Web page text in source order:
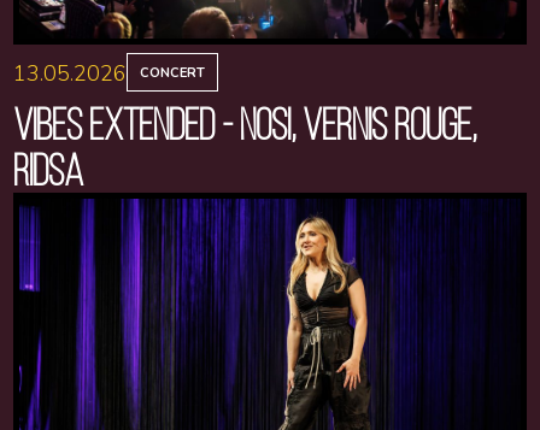
13.05.2026 CONCERT
VIBES EXTENDED - NOSI, VERNIS ROUGE,
RIDSA